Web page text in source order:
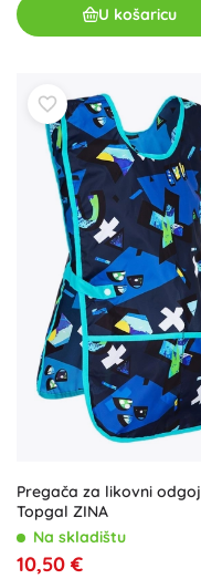
U košaricu
Pregača za likovni odgoj
Topgal ZINA
Na skladištu
10,50 €